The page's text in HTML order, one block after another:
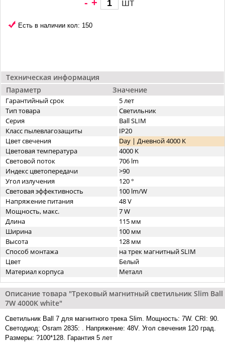
Техническая информация
Параметр
Значение
Гарантийный срок
5 лет
Тип товара
Светильник
Серия
Ball SLIM
Класс пылевлагозащиты
IP20
Цвет свечения
Day | Дневной 4000 K
Цветовая температура
4000 K
Световой поток
706 lm
Индекс цветопередачи
>90
Угол излучения
120 °
Световая эффективность
100 lm/W
Напряжение питания
48 V
Мощность, макс.
7 W
Длина
115 мм
Ширина
100 мм
Высота
128 мм
Способ монтажа
на трек магнитный SLIM
Цвет
Белый
Материал корпуса
Металл
- + шт
Есть в наличии кол: 150
Описание товара "Трековый магнитный светильник Slim Ball
7W 4000K white"
Светильник Ball 7 для магнитного трека Slim. Мощность: 7W. CRI: 90.
Светодиод: Osram 2835: . Напряжение: 48V. Угол свечения 120 град.
Размеры: ?100*128. Гарантия 5 лет